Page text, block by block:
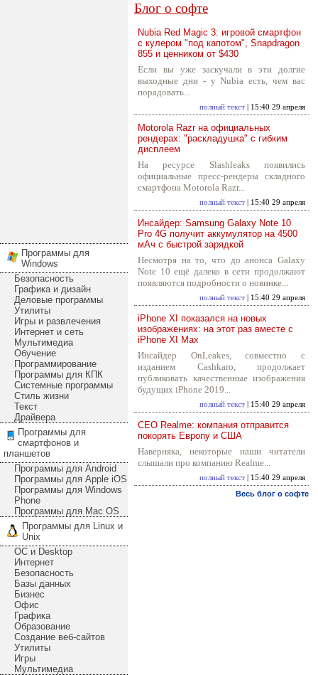
Программы для
Windows
Безопасность
Графика и дизайн
Деловые программы
Утилиты
Игры и развлечения
Интернет и сеть
Мультимедиа
Обучение
Программирование
Программы для КПК
Системные программы
Стиль жизни
Текст
Драйвера
Программы для
смартфонов и
планшетов
Программы для Android
Программы для Apple iOS
Программы для Windows
Phone
Программы для Mac OS
Программы для Linux и
Unix
ОС и Desktop
Интернет
Безопасность
Базы данных
Бизнес
Офис
Графика
Образование
Создание веб-сайтов
Утилиты
Игры
Мультимедиа
Блог о софте
Nubia Red Magic 3: игровой смартфон
с кулером "под капотом", Snapdragon
855 и ценником от $430
Если вы уже заскучали в эти долгие
выходные дни - у Nubia есть, чем вас
порадовать...
полный текст | 15:40 29 апреля
Motorola Razr на официальных
рендерах: "раскладушка" с гибким
дисплеем
На ресурсе Slashleaks появились
официальные пресс-рендеры складного
смартфона Motorola Razr...
полный текст | 15:40 29 апреля
Инсайдер: Samsung Galaxy Note 10
Pro 4G получит аккумулятор на 4500
мАч с быстрой зарядкой
Несмотря на то, что до анонса Galaxy
Note 10 ещё далеко в сети продолжают
появляются подробности о новинке...
полный текст | 15:40 29 апреля
iPhone XI показался на новых
изображениях: на этот раз вместе с
iPhone XI Max
Инсайдер OnLeakes, совместно с
изданием Cashkaro, продолжает
публиковать качественные изображения
будущих iPhone 2019...
полный текст | 15:40 29 апреля
CEO Realme: компания отправится
покорять Европу и США
Наверняка, некоторые наши читатели
слышали про компанию Realme...
полный текст | 15:40 29 апреля
Весь блог о софте